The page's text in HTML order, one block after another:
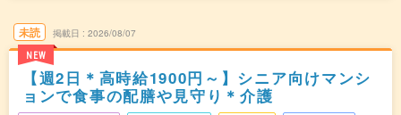
未読
NEW
掲載日 2026/08/07
【週2日＊高時給1900円～】シニア向けマンシ
ョンで食事の配膳や見守り＊介護